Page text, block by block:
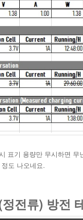
표기 용량만 무시하면
도 나오네요.
전류) 방전